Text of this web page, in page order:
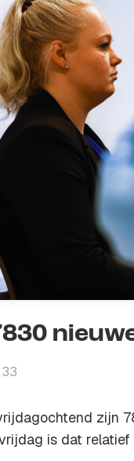
zijn
is dat relatief